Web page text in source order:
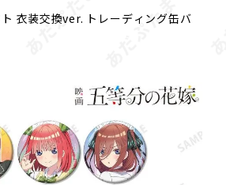
衣装交換ver. トレーディング缶バ